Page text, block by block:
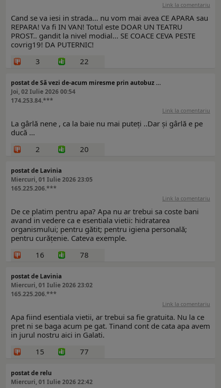
Link la comentariu
Cand se va iesi in strada... nu vom mai avea CE APARA sau
REPARA! Va fi IN VAN! Totul este DOAR UN TEATRU
PROST.. gandit la nivel modial... SE COACE CEVA PESTE
covrig19! DA PUTERNIC!
3
22
postat de Să vezi de-acum miresme prin autobuz …
Joi, 02 Iulie 2026 00:54
174.253.84.***
Link la comentariu
La gârlă nene , ca la baie nu mai puteți ..Dar și gârlă e pe
ducă …
2
20
postat de Lavinia
Miercuri, 01 Iulie 2026 23:05
165.225.206.***
Link la comentariu
De ce platim pentru apa? Apa nu ar trebui sa coste bani
avand in vedere ca e esentiala vietii: hidratarea
organismului; pentru gătit; pentru igiena personală;
pentru curățenie. Cateva exemple.
16
78
postat de Lavinia
Miercuri, 01 Iulie 2026 23:02
165.225.206.***
Link la comentariu
Apa fiind esentiala vietii, ar trebui sa fie gratuita. Nu la ce
pret ni se baga acum pe gat. Tinand cont de cata apa avem
in jurul nostru aici in Galati.
15
77
postat de relu
Miercuri, 01 Iulie 2026 22:42